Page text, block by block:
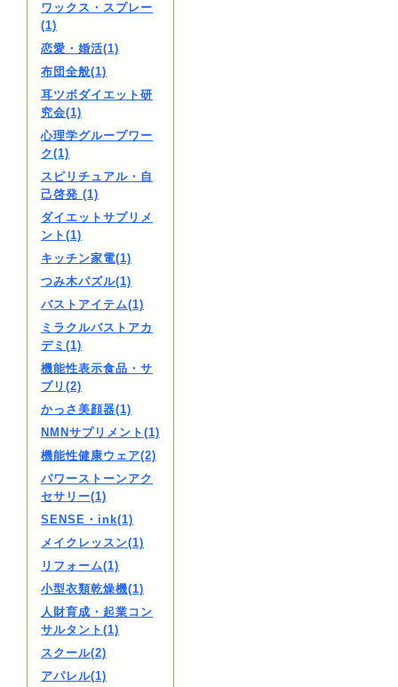
ワックス・スプレー
(1)
恋愛・婚活(1)
布団全般(1)
耳ツボダイエット研
究会(1)
心理学グループワー
ク(1)
スピリチュアル・自
己啓発 (1)
ダイエットサプリメ
ント(1)
キッチン家電(1)
つみ木パズル(1)
バストアイテム(1)
ミラクルバストアカ
デミ(1)
機能性表示食品・サ
プリ(2)
かっさ美顔器(1)
NMNサプリメント(1)
機能性健康ウェア(2)
パワーストーンアク
セサリー(1)
SENSE・ink(1)
メイクレッスン(1)
リフォーム(1)
小型衣類乾燥機(1)
人財育成・起業コン
サルタント(1)
スクール(2)
アパレル(1)